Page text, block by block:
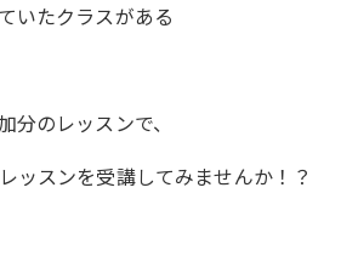
いたクラスがある
分のレッスンで、
ッスンを受講してみませんか！？